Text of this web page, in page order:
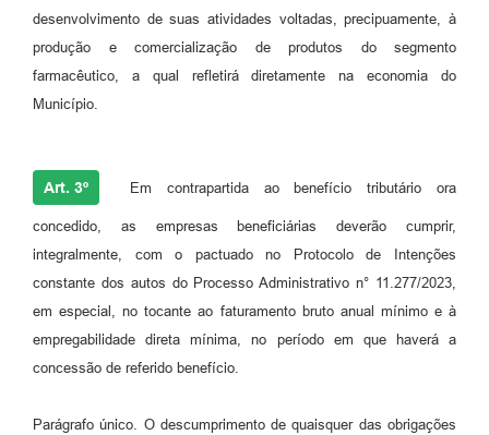
desenvolvimento de suas atividades voltadas, precipuamente, à
produção e comercialização de produtos do segmento
farmacêutico, a qual refletirá diretamente na economia do
Município.
Art. 3º Em contrapartida ao benefício tributário ora
concedido, as empresas beneficiárias deverão cumprir,
integralmente, com o pactuado no Protocolo de Intenções
constante dos autos do Processo Administrativo n° 11.277/2023,
em especial, no tocante ao faturamento bruto anual mínimo e à
empregabilidade direta mínima, no período em que haverá a
concessão de referido benefício.
Parágrafo único. O descumprimento de quaisquer das obrigações